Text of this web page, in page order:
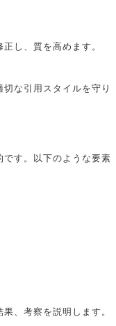
し、質を高めます。
な引用スタイルを守り
す。以下のような要素
、考察を説明します。